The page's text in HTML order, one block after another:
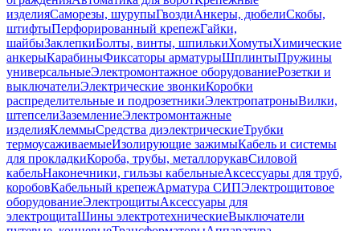
изделияСаморезы, шурупыГвоздиАнкеры, дюбелиСкобы,
штифтыПерфорированный крепежГайки,
шайбыЗаклепкиБолты, винты, шпилькиХомутыХимические
анкерыКарабиныФиксаторы арматурыШплинтыПружины
универсальныеЭлектромонтажное оборудованиеРозетки и
выключателиЭлектрические звонкиКоробки
распределительные и подрозетникиЭлектропатроныВилки,
штепселиЗаземлениеЭлектромонтажные
изделияКлеммыСредства диэлектрическиеТрубки
термоусаживаемыеИзолирующие зажимыКабель и системы
для прокладкиКороба, трубы, металлорукавСиловой
кабельНаконечники, гильзы кабельныеАксессуары для труб,
коробовКабельный крепежАрматура СИПЭлектрощитовое
оборудованиеЭлектрощитыАксессуары для
электрощитаШины электротехническиеВыключатели